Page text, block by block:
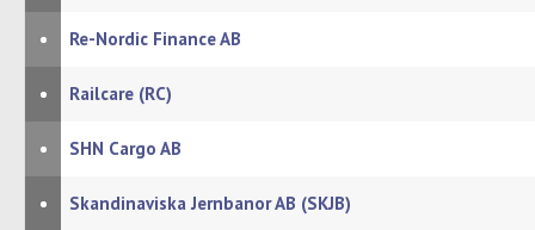
• Re-Nordic Finance AB
• Railcare (RC)
• SHN Cargo AB
• Skandinaviska Jernbanor AB (SKJB)